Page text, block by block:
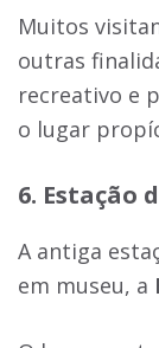
Muitos
outras
recreativo e
o lugar
6. Estação
A antiga
em museu, a